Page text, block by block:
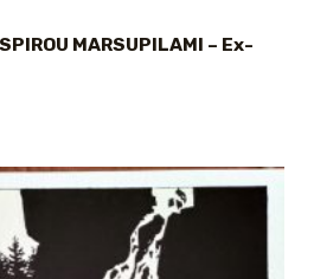
MARSUPILAMI – Ex-